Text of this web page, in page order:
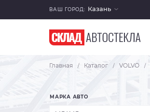
ВАШ ГОРОД: Казань
Главная / Каталог / VOLVO /
МАРКА АВТО